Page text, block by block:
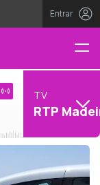
Entrar
TV
RTP